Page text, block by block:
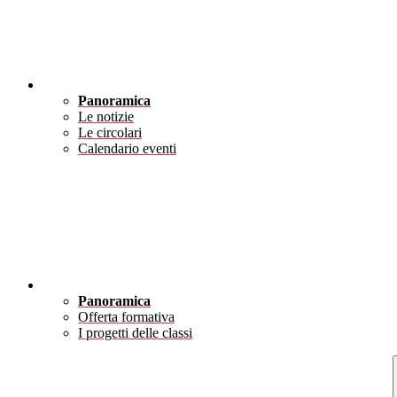
Panoramica
Le notizie
Le circolari
Calendario eventi
Panoramica
Offerta formativa
I progetti delle classi